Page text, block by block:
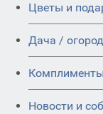
Цветы и
Дача / огород
Комплименты
Новости и